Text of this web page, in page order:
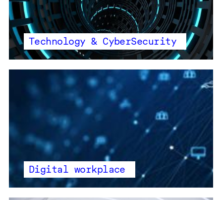
Technology & CyberSecurity
Digital workplace